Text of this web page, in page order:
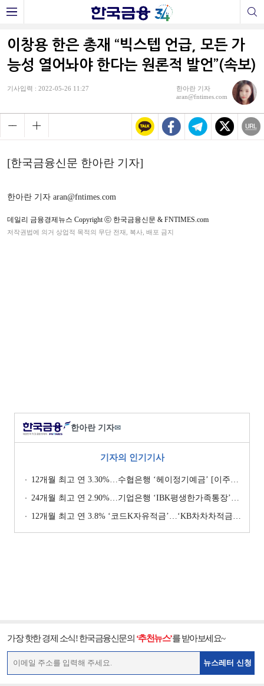
이창용 한은 총재 “빅스텝 언급, 모든 가
능성 열어놔야 한다는 원론적 발언”(속보)
기사입력 : 2022-05-26 11:27
한아란 기자
aran@fntimes.com
[한국금융신문 한아란 기자]
한아란 기자 aran@fntimes.com
데일리 금융경제뉴스 Copyright ⓒ 한국금융신문 & FNTIMES.com
저작권법에 의거 상업적 목적의 무단 전재, 복사, 배포 금지
한아란 기자✉
기자의 인기기사
12개월 최고 연 3.30%…수협은행 ‘헤이정기예금’ [이주의 은행 예금금리-1월 2주]
24개월 최고 연 2.90%…기업은행 ‘IBK평생한가족통장’ [이주의 은행 예금금리-1월 2주]
12개월 최고 연 3.8% ‘코드K자유적금’…‘KB차차차적금’ 8% 이자 [이주의 은행 적금금리-1월 2주]
가장 핫한 경제 소식! 한국금융신문의 ‘추천뉴스’를 받아보세요~
뉴스레터 신청